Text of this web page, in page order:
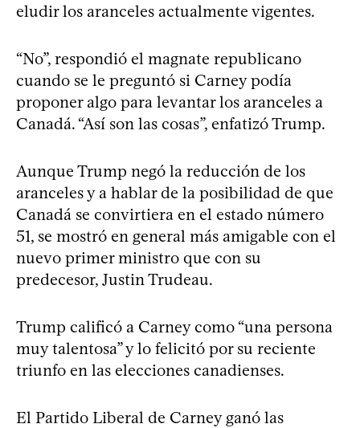
eludir los aranceles actualmente vigentes.
“No”, respondió el magnate republicano
cuando se le preguntó si Carney podía
proponer algo para levantar los aranceles a
Canadá. “Así son las cosas”, enfatizó Trump.
Aunque Trump negó la reducción de los
aranceles y a hablar de la posibilidad de que
Canadá se convirtiera en el estado número
51, se mostró en general más amigable con el
nuevo primer ministro que con su
predecesor, Justin Trudeau.
Trump calificó a Carney como “una persona
muy talentosa” y lo felicitó por su reciente
triunfo en las elecciones canadienses.
El Partido Liberal de Carney ganó las